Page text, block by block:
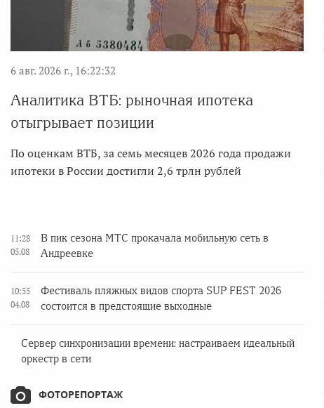
6 авг. 2026 г., 16:22:32
Аналитика ВТБ: рыночная ипотека
отыгрывает позиции
По оценкам ВТБ, за семь месяцев 2026 года продажи
ипотеки в России достигли 2,6 трлн рублей
11:28
05.08
В пик сезона МТС прокачала мобильную сеть в
Андреевке
10:55
04.08
Фестиваль пляжных видов спорта SUP FEST 2026
состоится в предстоящие выходные
Сервер синхронизации времени: настраиваем идеальный
оркестр в сети
ФОТОРЕПОРТАЖ